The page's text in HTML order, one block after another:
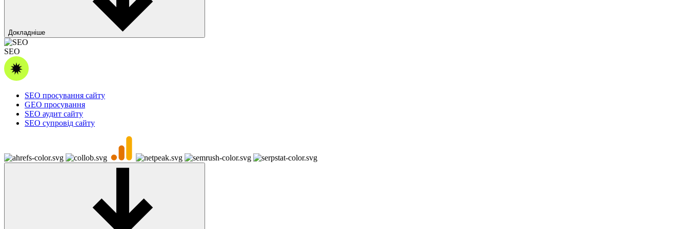
Докладніше
SEO
SEO просування сайту
GEO просування
SEO аудит сайту
SEO супровід сайту